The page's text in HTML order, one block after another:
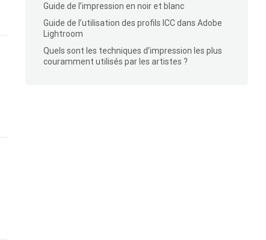
Guide de l’impression en noir et blanc
Guide de l’utilisation des profils ICC dans Adobe
Lightroom
Quels sont les techniques d’impression les plus
couramment utilisés par les artistes ?